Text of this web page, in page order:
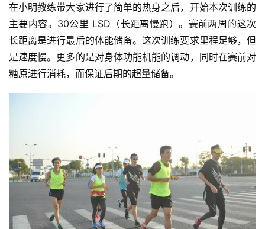
在小明教练带大家进行了简单的热身之后，开始本次训练的
主要内容。30公里 LSD（长距离慢跑）。赛前两周的这次
长距离是进行最后的体能储备。这次训练要求里程足够，但
是速度慢。更多的是对身体功能机能的调动，同时在赛前对
糖原进行消耗，而保证后期的超量储备。